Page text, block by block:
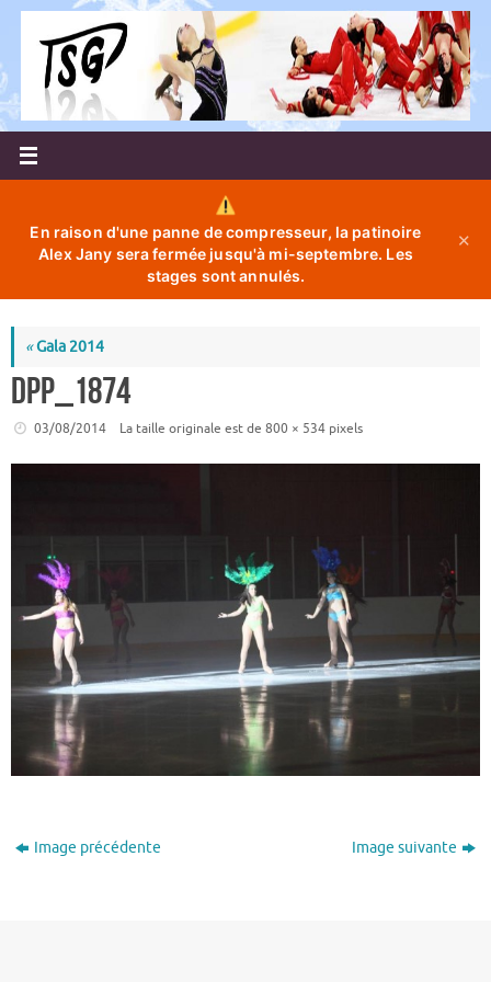
Passer
contenu
En raison d'une panne de compresseur, la patinoire
Alex Jany sera fermée jusqu'à mi-septembre. Les
stages sont annulés.
✕
«Gala 2014
DPP_1874
03/08/2014 La taille originale est de 800 × 534pixels
Image précédente Image suivante